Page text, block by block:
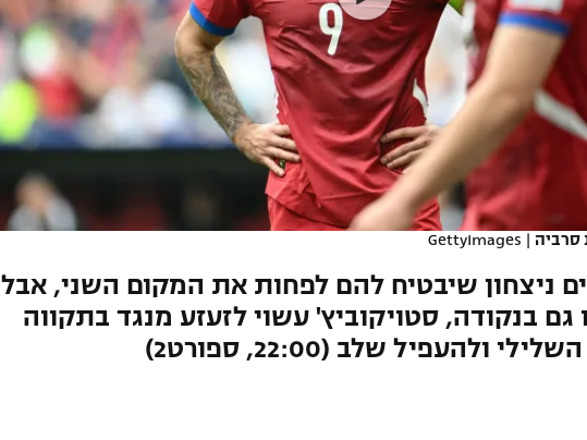
סרביה |
GettyImages
ניצחון שיבטיח להם לפחות את המקום השני, אבל
בנקודה, סטויקוביץ' עשוי לזעזע מנגד בתקווה
ולהעפיל שלב (22:00, ספורט2)